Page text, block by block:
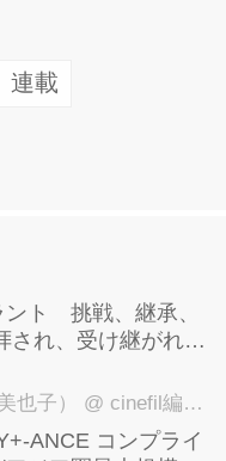
連載
ント 挑戦、継承、
され、受け継がれ、
日まで開催中！
也子） @ cinefil編集部
ANCE コンプライ